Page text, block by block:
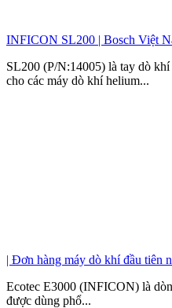
INFICON SL200 | Bosch Việt
SL200 (P/N:14005) là tay dò
cho các máy dò khí helium...
| Đơn hàng máy dò khí đầu tiên
Ecotec E3000 (INFICON) là
được dùng phổ...